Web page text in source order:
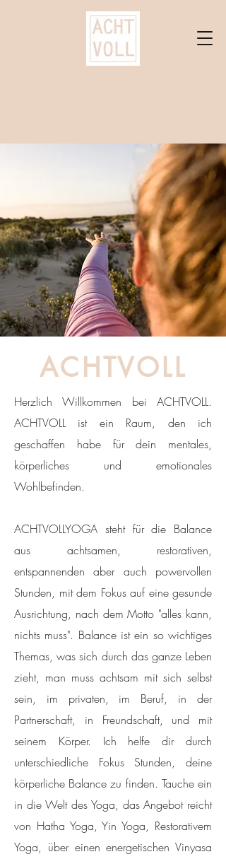
ACHTVOLL
Herzlich Willkommen bei ACHTVOLL.
ACHTVOLL ist ein Raum, den ich
geschaffen habe für dein mentales,
körperliches und emotionales
Wohlbefinden.
ACHTVOLLYOGA steht für die Balance
aus achtsamen, restorativen,
entspannenden aber auch powervollen
Stunden, mit dem Fokus auf eine gesunde
Ausrichtung, nach dem Motto "alles kann,
nichts muss". Balance ist ein so wichtiges
Themas, was sich durch das ganze Leben
zieht, man muss achtsam mit sich selbst
sein, im privaten, im Beruf, in der
Partnerschaft, in Freundschaft, und mit
seinem Körper. Ich helfe dir durch
unterschiedliche Fokus Stunden, deine
körperliche Balance zu finden. Tauche ein
in die Welt des Yoga, das Angebot reicht
von Hatha Yoga, Yin Yoga, Restorativem
Yoga, über einen energetischen Vinyasa